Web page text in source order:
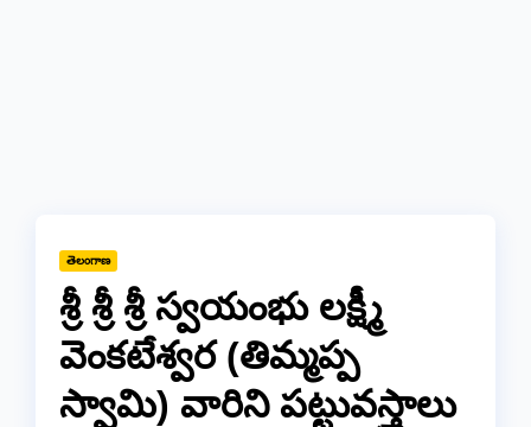
తెలంగాణ
శ్రీ శ్రీ శ్రీ స్వయంభు లక్ష్మీ
వెంకటేశ్వర (తిమ్మప్ప
స్వామి) వారిని పట్టువస్త్రాలు